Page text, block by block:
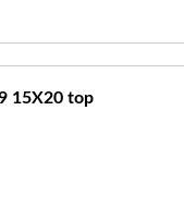
15X20 top